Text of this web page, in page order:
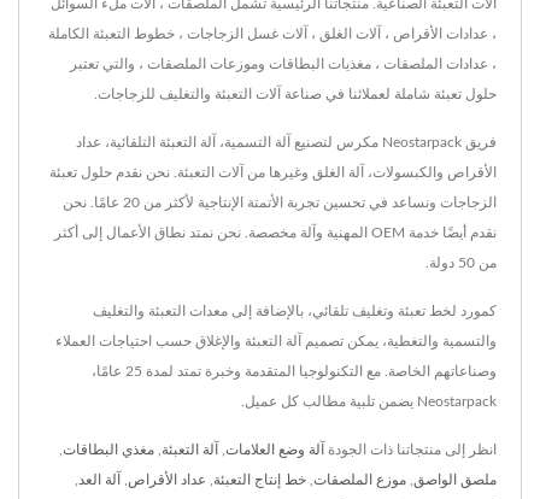
آلات التعبئة الصناعية. منتجاتنا الرئيسية تشمل الملصقات ، آلات ملء السوائل
، عدادات الأقراص ، آلات الغلق ، آلات غسل الزجاجات ، خطوط التعبئة الكاملة
، عدادات الملصقات ، مغذيات البطاقات وموزعات الملصقات ، والتي تعتبر
حلول تعبئة شاملة لعملائنا في صناعة آلات التعبئة والتغليف للزجاجات.
فريق Neostarpack مكرس لتصنيع آلة التسمية، آلة التعبئة التلقائية، عداد
الأقراص والكبسولات، آلة الغلق وغيرها من آلات التعبئة. نحن نقدم حلول تعبئة
الزجاجات ونساعد في تحسين تجربة الأتمتة الإنتاجية لأكثر من 20 عامًا. نحن
نقدم أيضًا خدمة OEM المهنية وآلة مخصصة. نحن نمتد نطاق الأعمال إلى أكثر
من 50 دولة.
كمورد لخط تعبئة وتغليف تلقائي، بالإضافة إلى معدات التعبئة والتغليف
والتسمية والتغطية، يمكن تصميم آلة التعبئة والإغلاق حسب احتياجات العملاء
وصناعاتهم الخاصة. مع التكنولوجيا المتقدمة وخبرة تمتد لمدة 25 عامًا،
Neostarpack يضمن تلبية مطالب كل عميل.
انظر إلى منتجاتنا ذات الجودة آلة وضع العلامات آلة التعبئة مغذي البطاقات
ملصق الواصق موزع الملصقات خط إنتاج التعبئة عداد الأقراص آلة العد